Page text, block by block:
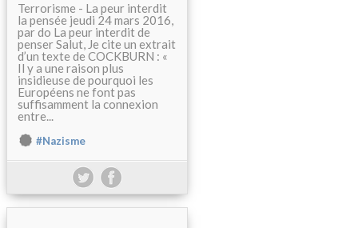
Terrorisme - La peur interdit
la pensée jeudi 24 mars 2016,
par do La peur interdit de
penser Salut, Je cite un extrait
d’un texte de COCKBURN : «
Il y a une raison plus
insidieuse de pourquoi les
Européens ne font pas
suffisamment la connexion
entre...
#Nazisme